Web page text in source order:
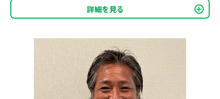
詳細を見る